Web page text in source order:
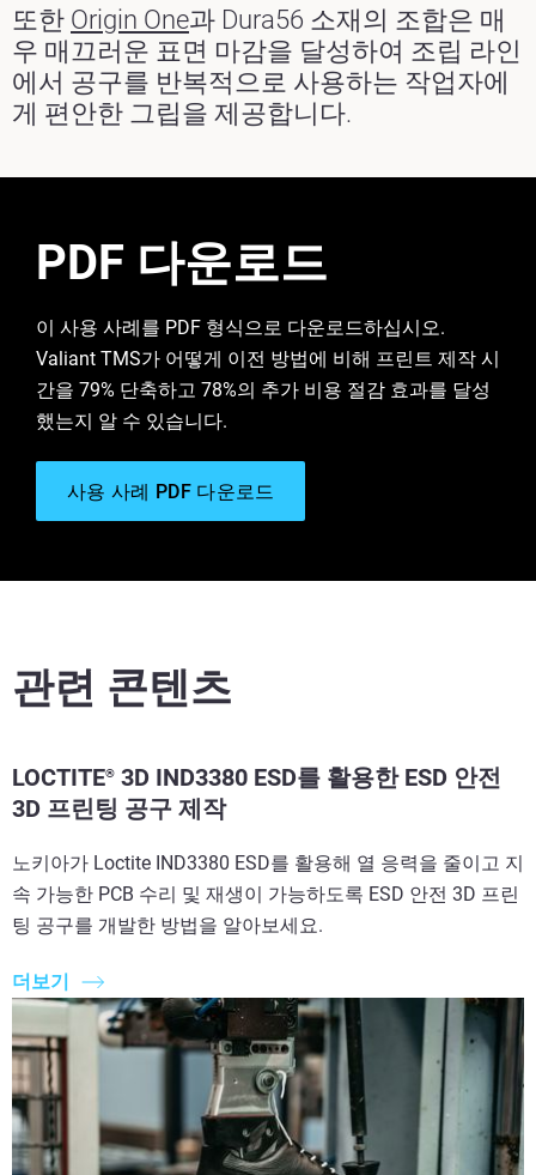
또한 Origin One과 Dura56 소재의 조합은 매
우 매끄러운 표면 마감을 달성하여 조립 라인
에서 공구를 반복적으로 사용하는 작업자에
게 편안한 그립을 제공합니다.
PDF 다운로드
이 사용 사례를 PDF 형식으로 다운로드하십시오.
Valiant TMS가 어떻게 이전 방법에 비해 프린트 제작 시
간을 79% 단축하고 78%의 추가 비용 절감 효과를 달성
했는지 알 수 있습니다.
사용 사례 PDF 다운로드
관련 콘텐츠
LOCTITE® 3D IND3380 ESD를 활용한 ESD 안전
3D 프린팅 공구 제작
노키아가 Loctite IND3380 ESD를 활용해 열 응력을 줄이고 지
속 가능한 PCB 수리 및 재생이 가능하도록 ESD 안전 3D 프린
팅 공구를 개발한 방법을 알아보세요.
더보기